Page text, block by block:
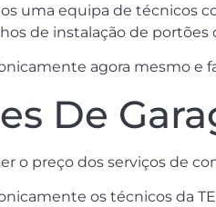
uma equipa de técnicos
de instalação de portões
agora mesmo e
De
o preço dos serviços de
os técnicos da